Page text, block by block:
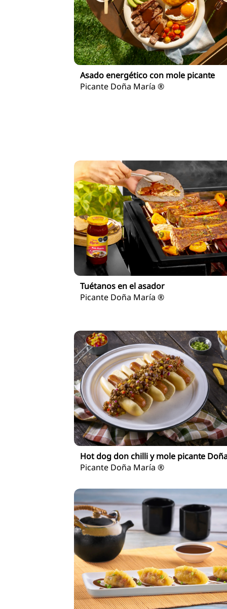
Asado energético con mole picante
Picante Doña María ®
Tuétanos en el asador
Picante Doña María ®
Hot dog don chilli y mole picante
Picante Doña María ®